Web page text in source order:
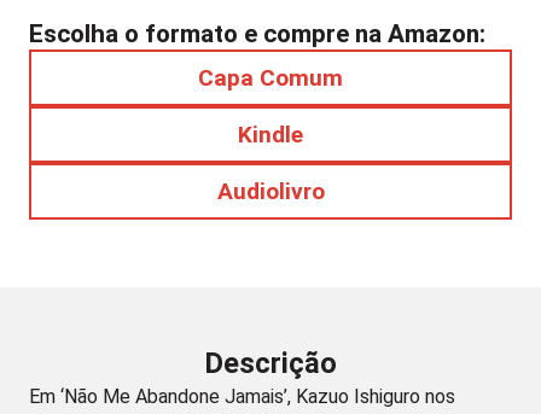
Escolha o formato e compre na Amazon:
Capa Comum
Kindle
Audiolivro
Descrição
Em ‘Não Me Abandone Jamais’, Kazuo Ishiguro nos